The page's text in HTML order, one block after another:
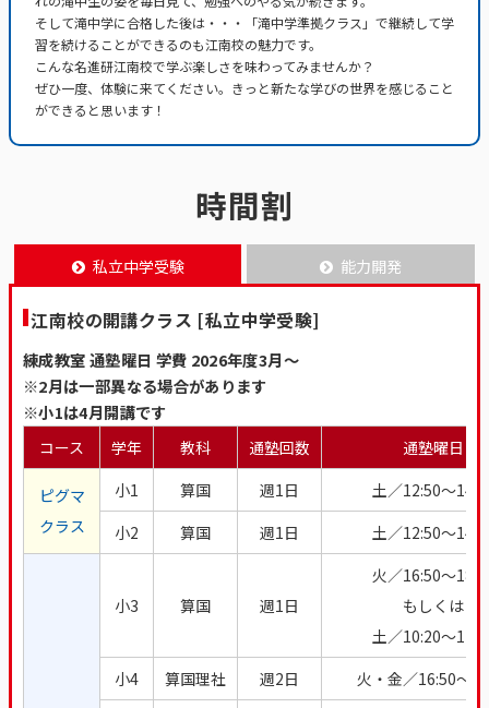
そして滝中学に合格した後は・・・「滝中学準拠クラス」で継続して学
習を続けることができるのも江南校の魅力です。
こんな名進研江南校で学ぶ楽しさを味わってみませんか？
ぜひ一度、体験に来てください。きっと新たな学びの世界を感じること
ができると思います！
時間割
私立中学受験 能力開発
江南校の開講クラス [私立中学受験]
練成教室 通塾曜日 学費 2026年度3月～
※2月は一部異なる場合があります
※小1は4月開講です
コース 学年 教科 通塾回数 通塾曜日
ピグマ
クラス
小1 算国 週1日
土／12:50～
小2
算国 週1日 土／12:50～
小3 算国 週1日
火／16:50～
もしくは
土／10:20～
小4
算国理社 週2日 火・金／16:50～